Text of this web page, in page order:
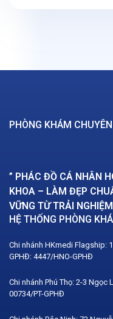
PHÒNG KHÁM
” PHÁC ĐỒ CÁ NHÂN
KHOA – LÀM ĐẸP
VỮNG TỪ TRẢI
HỆ THỐNG PHÒNG
Chi nhánh HKmedi Flagship:
GPHĐ: 4447/HNO-GPHĐ
Chi nhánh Phú Thọ: 2-3 Ngọc
00734/PT-GPHĐ